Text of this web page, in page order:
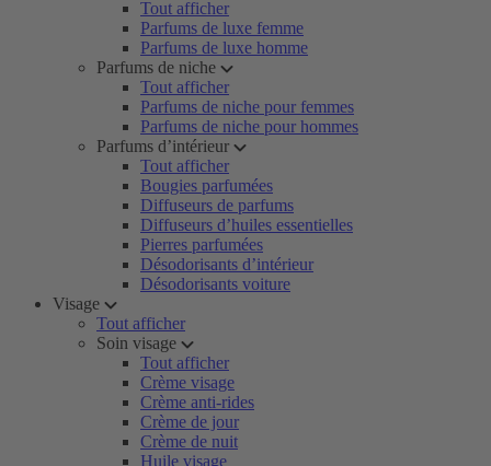
Tout afficher
Parfums de luxe femme
Parfums de luxe homme
Parfums de niche
Tout afficher
Parfums de niche pour femmes
Parfums de niche pour hommes
Parfums d’intérieur
Tout afficher
Bougies parfumées
Diffuseurs de parfums
Diffuseurs d’huiles essentielles
Pierres parfumées
Désodorisants d’intérieur
Désodorisants voiture
Visage
Tout afficher
Soin visage
Tout afficher
Crème visage
Crème anti-rides
Crème de jour
Crème de nuit
Huile visage